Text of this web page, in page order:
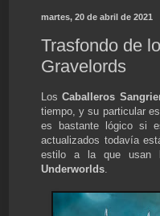
martes, 20 de abril de 2021
Trasfondo de
Gravelords
LosCaballeros
tiempo, y su particular
es bastante lógico si
actualizados todavía
estilo a la que usan
Underworlds.